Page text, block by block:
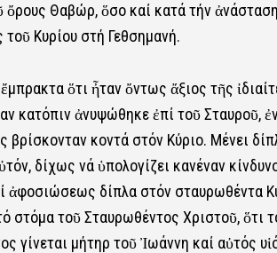
Θαβώρ, ὅσο καί κατά τήν
Κυρίου στή Γεθσημανή.
ὅτι ἦταν ὄντως ἄξιος τῆς
κατόπιν ἀνυψώθηκε ἐπί τοῦ Σταυροῦ,
κοντά στόν Κύριο. Μένει
δίχως νά ὑπολογίζει κανέναν
ἀφοσιώσεως δίπλα στόν σταυρωθέντα
στόμα τοῦ Σταυρωθέντος Χριστοῦ, ὅτι
γίνεται μήτηρ τοῦ Ἰωάννη καί αὐτός